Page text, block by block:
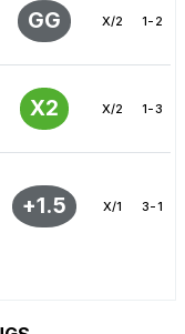
GG X/2 1-2
X2 X/2 1-3
+1.5 X/1 3-1